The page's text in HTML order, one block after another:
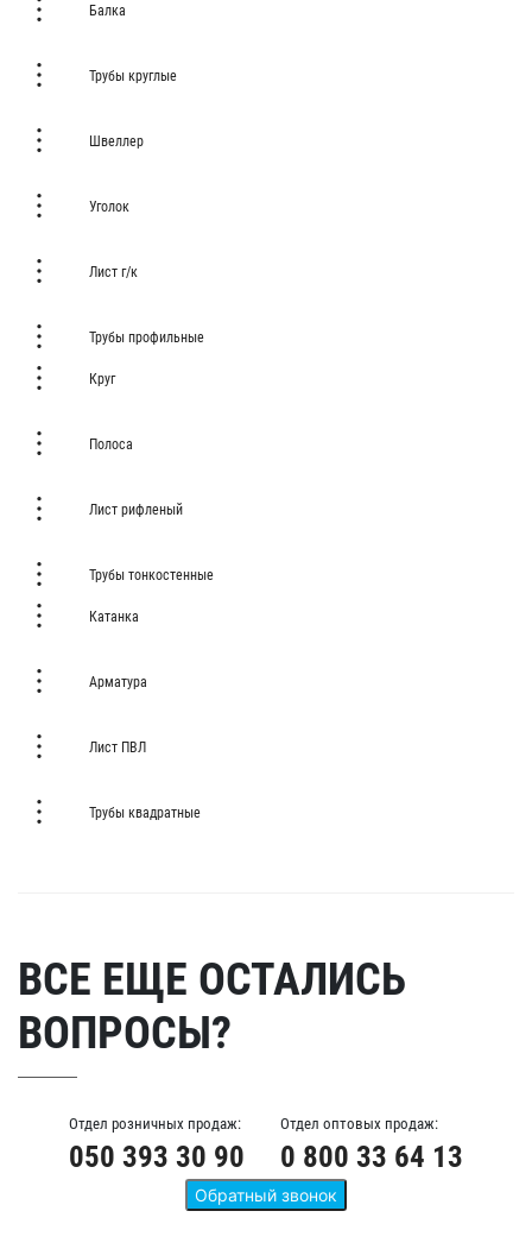
Балка
Трубы круглые
Швеллер
Уголок
Лист г/к
Трубы профильные
Круг
Полоса
Лист рифленый
Трубы тонкостенные
Катанка
Арматура
Лист ПВЛ
Трубы квадратные
ВСЕ ЕЩЕ ОСТАЛИСЬ
ВОПРОСЫ?
Отдел розничных продаж:
050 393 30 90
Отдел оптовых продаж:
0 800 33 64 13